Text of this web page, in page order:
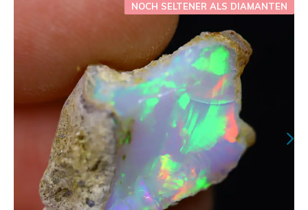
NOCH SELTENER ALS DIAMANTEN